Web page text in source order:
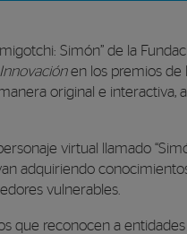
Simón” de la
Innovaciónen los premios de
original e interactiva,
virtual llamado
adquiriendo
vulnerables.
que reconocen a